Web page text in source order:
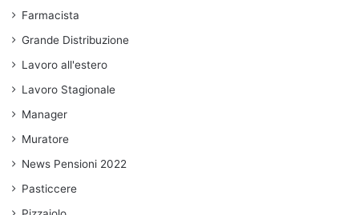
Farmacista
Grande Distribuzione
Lavoro all'estero
Lavoro Stagionale
Manager
Muratore
News Pensioni 2022
Pasticcere